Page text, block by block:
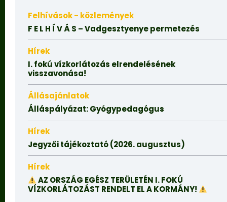
Felhívások - közlemények
F E L H Í V Á S – Vadgesztyenye permetezés
Hírek
I. fokú vízkorlátozás elrendelésének
visszavonása!
Állásajánlatok
Álláspályázat: Gyógypedagógus
Hírek
Jegyzői tájékoztató (2026. augusztus)
Hírek
AZ ORSZÁG EGÉSZ TERÜLETÉN I. FOKÚ
VÍZKORLÁTOZÁST RENDELT EL A KORMÁNY!